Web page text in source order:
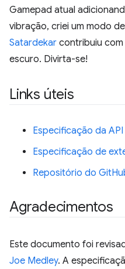
Gamepad atual
vibração, criei um modo
Satardekar contribuiu
escuro. Divirta-se!
Links úteis
Especificação da
Especificação de
Repositório do
Agradecimentos
Este documento foi
Joe Medley. A